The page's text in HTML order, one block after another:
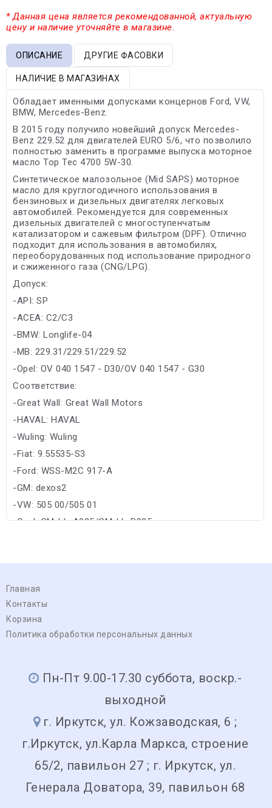
* Данная цена является рекомендованной, актуальную
цену и наличие уточняйте в магазине.
ОПИСАНИЕ ДРУГИЕ ФАСОВКИ
НАЛИЧИЕ В МАГАЗИНАХ
Обладает именными допусками концернов Ford, VW,
BMW, Mercedes-Benz.
В 2015 году получило новейший допуск Mercedes-
Benz 229.52 для двигателей EURO 5/6, что позволило
полностью заменить в программе выпуска моторное
масло Top Tec 4700 5W-30.
Синтетическое малозольное (Mid SAPS) моторное
масло для круглогодичного использования в
бензиновых и дизельных двигателях легковых
автомобилей. Рекомендуется для современных
дизельных двигателей с многоступенчатым
катализатором и сажевым фильтром (DPF). Отлично
подходит для использования в автомобилях,
переоборудованных под использование природного
и сжиженного газа (CNG/LPG).
Допуск:
-API: SP
-ACEA: C2/C3
-BMW: Longlife-04
-MB: 229.31/229.51/229.52
-Opel: OV 040 1547 - D30/OV 040 1547 - G30
Соответствие:
-Great Wall: Great Wall Motors
-HAVAL: HAVAL
-Wuling: Wuling
-Fiat: 9.55535-S3
-Ford: WSS-M2C 917-A
-GM: dexos2
-VW: 505 00/505 01
-Opel: GM-LL-A025/GM-LL-B025
Главная
Контакты
Корзина
Политика обработки персональных данных
Пн-Пт 9.00-17.30 суббота, воскр.-
выходной
г. Иркутск, ул. Кожзаводская, 6 ;
г.Иркутск, ул.Карла Маркса, строение
65/2, павильон 27 ; г. Иркутск, ул.
Генерала Доватора, 39, павильон 68